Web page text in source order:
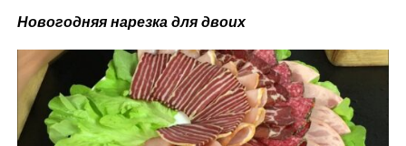
Новогодняя нарезка для двоих